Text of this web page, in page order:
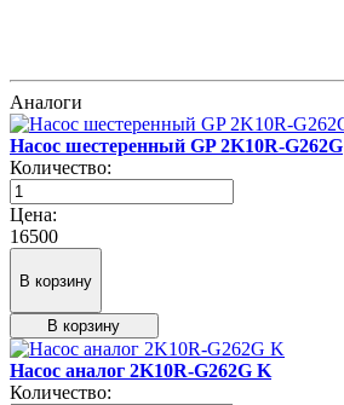
Аналоги
Насос шестеренный GP 2K10R-G262G
Количество:
Цена:
16500
В корзину
В корзину
Насос аналог 2K10R-G262G K
Количество: